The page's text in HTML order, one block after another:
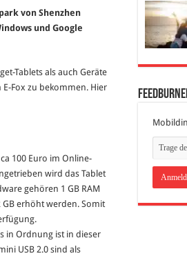
von Shenzhen
und Google
Tablets als auch Geräte
Fox zu bekommen. Hier
100 Euro im Online-
wird das Tablet
gehören 1 GB RAM
GB erhöht werden. Somit
in Ordnung ist in dieser
USB 2.0 sind als